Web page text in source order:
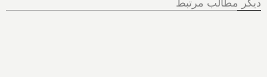
دیگر مطالب مرتبط